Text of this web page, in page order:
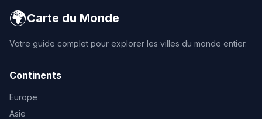
🌍Carte du Monde
Votre guide complet pour explorer les villes du monde entier.
Continents
Europe
Asie